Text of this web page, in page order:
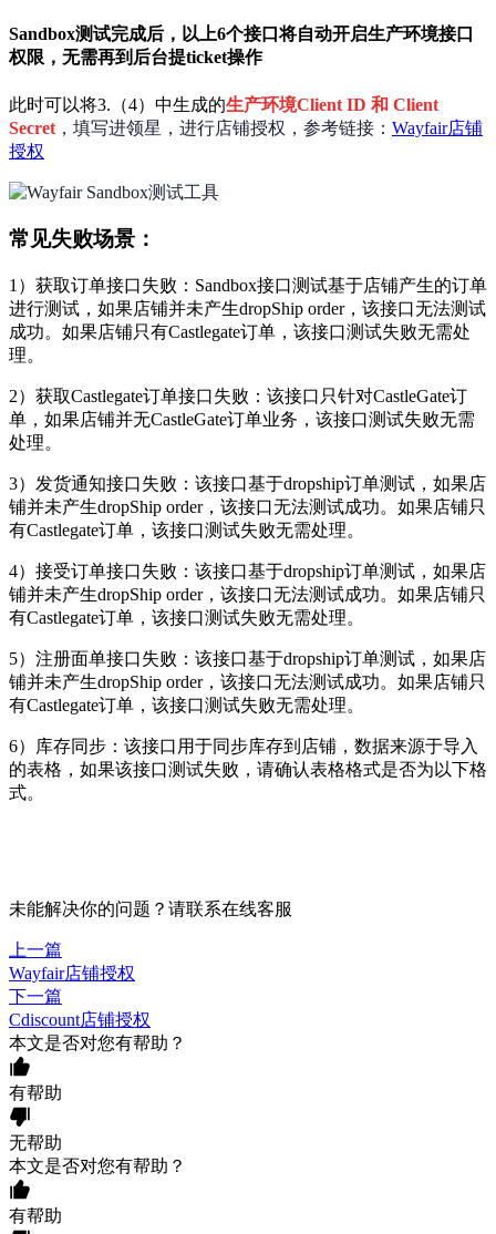
Sandbox测试完成后，以上6个接口将自动开启生产环境接口
权限，无需再到后台提ticket操作
此时可以将3.（4）中生成的生产环境Client ID 和 Client
Secret ，填写进领星，进行店铺授权，参考链接： Wayfair店铺
授权
常见失败场景：
1）获取订单接口失败：Sandbox接口测试基于店铺产生的订单
进行测试，如果店铺并未产生dropShip order，该接口无法测试
成功。如果店铺只有Castlegate订单，该接口测试失败无需处
理。
2）获取Castlegate订单接口失败：该接口只针对CastleGate订
单，如果店铺并无CastleGate订单业务，该接口测试失败无需
处理。
3）发货通知接口失败：该接口基于dropship订单测试，如果店
铺并未产生dropShip order，该接口无法测试成功。如果店铺只
有Castlegate订单，该接口测试失败无需处理。
4）接受订单接口失败：该接口基于dropship订单测试，如果店
铺并未产生dropShip order，该接口无法测试成功。如果店铺只
有Castlegate订单，该接口测试失败无需处理。
5）注册面单接口失败：该接口基于dropship订单测试，如果店
铺并未产生dropShip order，该接口无法测试成功。如果店铺只
有Castlegate订单，该接口测试失败无需处理。
6）库存同步：该接口用于同步库存到店铺，数据来源于导入
的表格，如果该接口测试失败，请确认表格格式是否为以下格
式。
未能解决你的问题？请联系在线客服
上一篇
Wayfair店铺授权
下一篇
Cdiscount店铺授权
本文是否对您有帮助？
有帮助
无帮助
本文是否对您有帮助？
有帮助